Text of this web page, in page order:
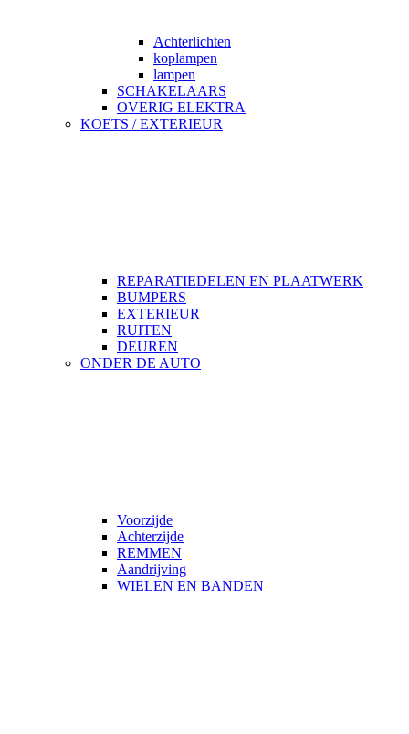
Achterlichten
koplampen
lampen
SCHAKELAARS
OVERIG ELEKTRA
KOETS / EXTERIEUR
REPARATIEDELEN EN PLAATWERK
BUMPERS
EXTERIEUR
RUITEN
DEUREN
ONDER DE AUTO
Voorzijde
Achterzijde
REMMEN
Aandrijving
WIELEN EN BANDEN